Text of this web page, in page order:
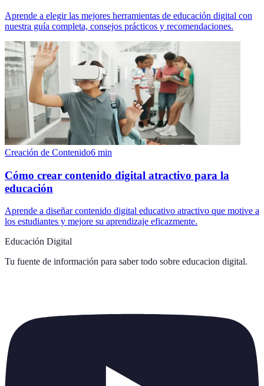
Aprende a elegir las mejores herramientas de educación digital con
nuestra guía completa, consejos prácticos y recomendaciones.
Creación de Contenido6 min
Cómo crear contenido digital atractivo para la
educación
Aprende a diseñar contenido digital educativo atractivo que motive a
los estudiantes y mejore su aprendizaje eficazmente.
Educación Digital
Tu fuente de información para saber todo sobre educacion digital.